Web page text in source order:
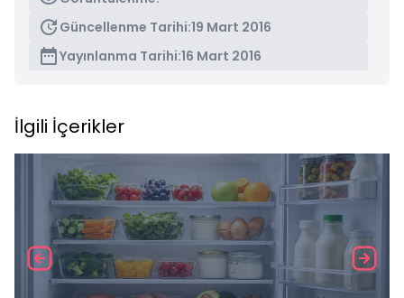
Güncellenme Tarihi:19 Mart 2016
Yayınlanma Tarihi:16 Mart 2016
İlgili İçerikler